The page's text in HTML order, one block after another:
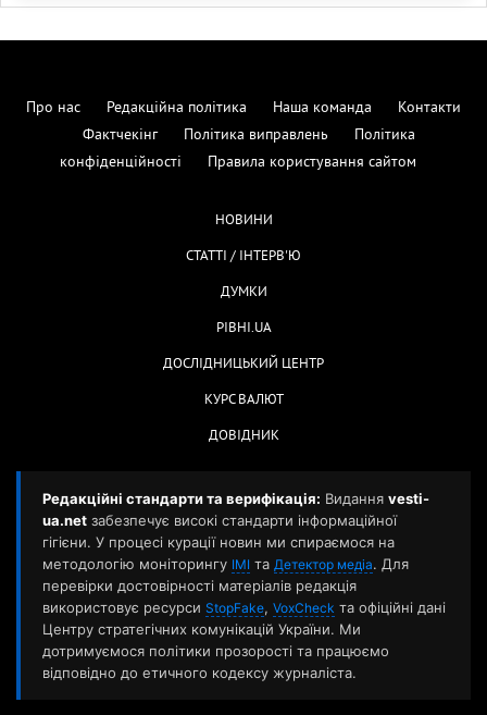
Про нас Редакційна політика Наша команда
Контакти
Фактчекінг
Політика виправлень
Політика
конфіденційності
Правила користування сайтом
НОВИНИ
СТАТТІ / ІНТЕРВ'Ю
ДУМКИ
РІВНІ.UA
ДОСЛІДНИЦЬКИЙ ЦЕНТР
КУРС ВАЛЮТ
ДОВІДНИК
Редакційні стандарти та верифікація: Видання vesti-
ua.net забезпечує високі стандарти інформаційної
гігієни. У процесі курації новин ми спираємося на
методологію моніторингу ІМІ та Детектор медіа. Для
перевірки достовірності матеріалів редакція
використовує ресурси StopFake, VoxCheck та офіційні дані
Центру стратегічних комунікацій України. Ми
дотримуємося політики прозорості та працюємо
відповідно до етичного кодексу журналіста.